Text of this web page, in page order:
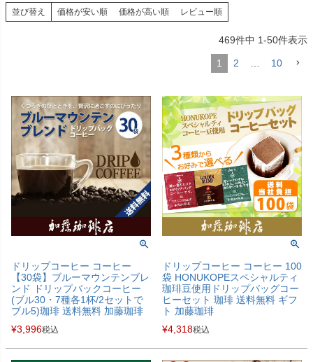
並び替え 価格が安い順 価格が高い順 レビュー順
469件中 1-50件表示
1 2 10
ドリップコーヒー コーヒー
【30袋】ブルーマウンテンブレ
ンド ドリップバックコーヒー
(ブル30・7種各1杯/2セットで
ブル5)珈琲 送料無料 加藤珈琲
¥3,996税込
ドリップコーヒー コーヒー 100
袋 HONUKOPEスペシャルティ
珈琲豆使用ドリップバッグコー
ヒーセット 珈琲 送料無料 ギフ
ト 加藤珈琲
¥4,318税込